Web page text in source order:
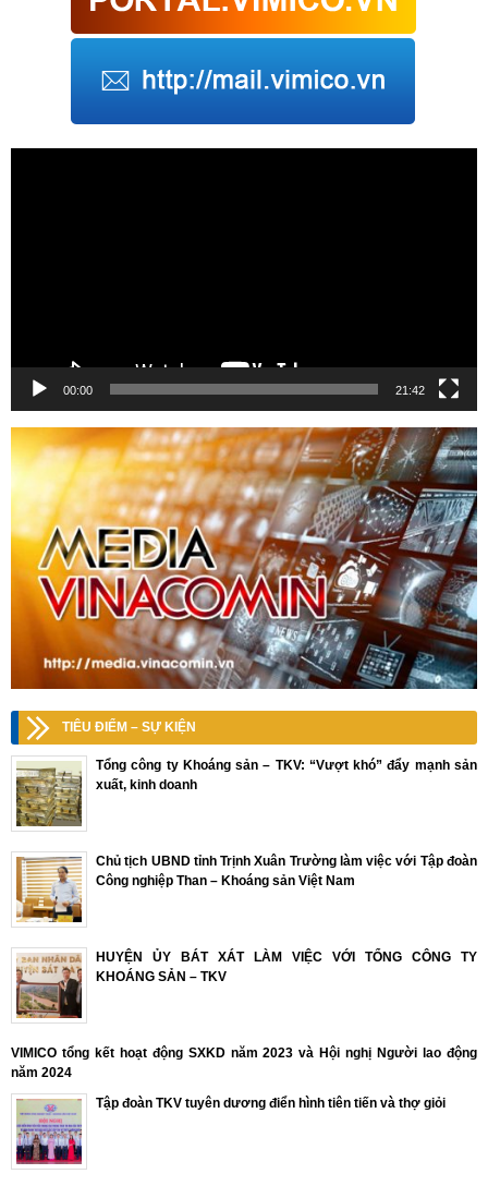
00:00 21:42
TIÊU ĐIỂM – SỰ KIỆN
Tổng công ty Khoáng sản – TKV: “Vượt khó” đẩy mạnh sản
xuất, kinh doanh
Chủ tịch UBND tỉnh Trịnh Xuân Trường làm việc với Tập đoàn
Công nghiệp Than – Khoáng sản Việt Nam
HUYỆN ỦY BÁT XÁT LÀM VIỆC VỚI TỔNG CÔNG TY
KHOÁNG SẢN – TKV
VIMICO tổng kết hoạt động SXKD năm 2023 và Hội nghị Người lao động
năm 2024
Tập đoàn TKV tuyên dương điển hình tiên tiến và thợ giỏi